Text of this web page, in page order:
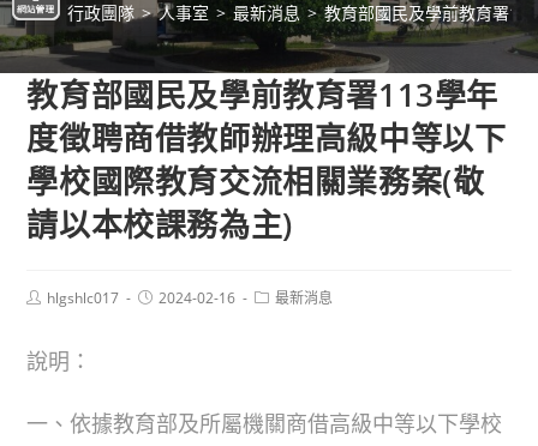
> 行政團隊 > 人事室 > 最新消息 > 教育部國民及學前教育署
教育部國民及學前教育署113學年
度徵聘商借教師辦理高級中等以下
學校國際教育交流相關業務案(敬
請以本校課務為主)
Posthlgshlc017
Post2024-02-16
Post最新消息
說明：
一、依據教育部及所屬機關商借高級中等以下學校